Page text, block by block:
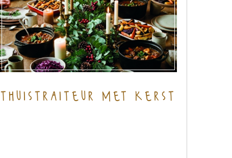
thuistraiteur met kerst